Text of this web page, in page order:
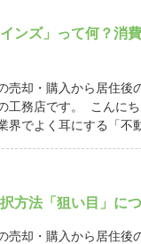
ンズ」って何？消
売却・購入から居住後
工務店です。 こんに
界でよく耳にする「不
方法「狙い目」に
売却・購入から居住後